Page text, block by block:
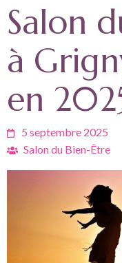
Salon
à
en
5 septembre 2025
Salon du Bien-Être